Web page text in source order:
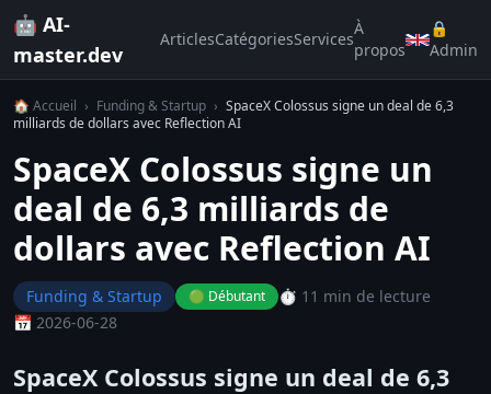
🤖 AI-
master.dev
ArticlesCatégoriesServices
À
propos
🔒
Admin
🏠 Accueil › Funding & Startup › SpaceX Colossus signe un deal de 6,3
milliards de dollars avec Reflection AI
SpaceX Colossus signe un
deal de 6,3 milliards de
dollars avec Reflection AI
Funding & Startup 🟢 Débutant
⏱️ 11 min de lecture
📅 2026-06-28
SpaceX Colossus signe un deal de 6,3